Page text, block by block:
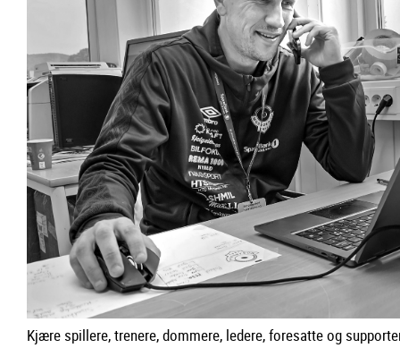
Kjære spillere, trenere, dommere, ledere, foresatte og